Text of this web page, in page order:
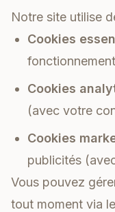
Notre site utilise
Cookies
Cookies
(avec votre
Cookies
publicités
Vous pouvez
tout moment via